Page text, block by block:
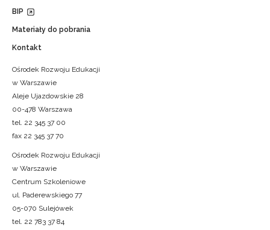
BIP
Materiały do pobrania
Kontakt
Ośrodek Rozwoju Edukacji
w Warszawie
Aleje Ujazdowskie 28
00-478 Warszawa
tel. 22 345 37 00
fax 22 345 37 70
Ośrodek Rozwoju Edukacji
w Warszawie
Centrum Szkoleniowe
ul. Paderewskiego 77
05-070 Sulejówek
tel. 22 783 37 84